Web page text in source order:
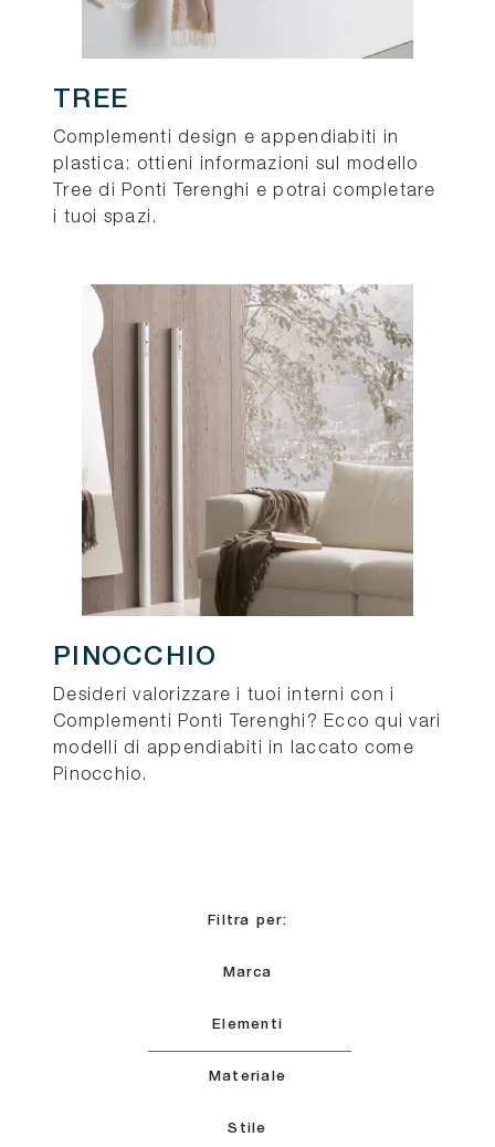
TREE
Complementi design e appendiabiti in
plastica: ottieni informazioni sul modello
Tree di Ponti Terenghi e potrai completare
i tuoi spazi.
PINOCCHIO
Desideri valorizzare i tuoi interni con i
Complementi Ponti Terenghi? Ecco qui vari
modelli di appendiabiti in laccato come
Pinocchio.
Filtra per:
Marca
Elementi
Materiale
Stile